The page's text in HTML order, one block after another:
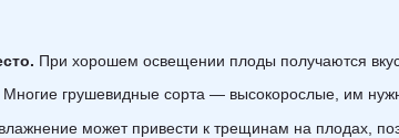
При хорошем освещении плоды получаются
Многие грушевидные сорта — высокорослые, им
может привести к трещинам на плодах,